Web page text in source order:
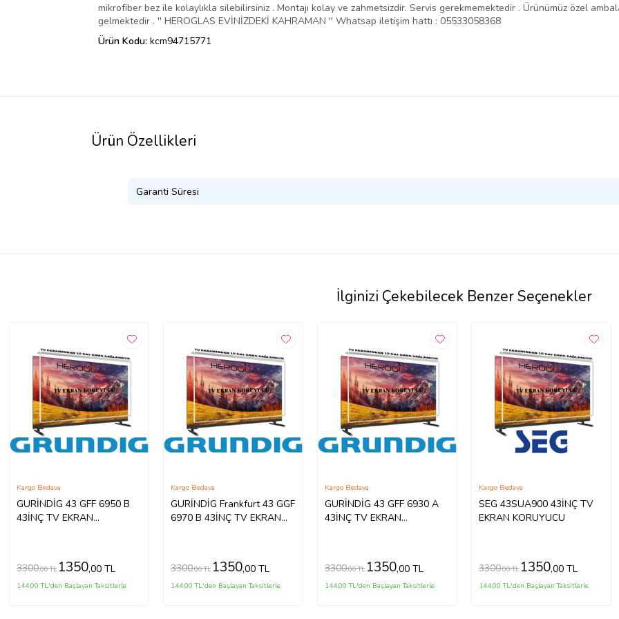
mikrofiber bez ile kolaylıkla silebilirsiniz . Montajı kolay ve zahmetsizdir. Servis gerekmemektedir . Ürünümüz özel
gelmektedir . '' HEROGLAS EVİNİZDEKİ KAHRAMAN '' Whatsap iletişim hattı : 05533058368
Ürün Kodu: kcm94715771
Ürün Özellikleri
Garanti Süresi
İlginizi Çekebilecek Benzer Seçenekler
GURİNDİG 43 GFF 6950 B
43İNÇ TV EKRAN
Kargo Bedava
3300,00 TL 1350,00 TL
144,00 TL'den Başlayan Taksitlerle
GURİNDİG Frankfurt 43 GGF
6970 B 43İNÇ TV EKRAN
Kargo Bedava
3300,00 TL 1350,00 TL
144,00 TL'den Başlayan Taksitlerle
GURİNDİG 43 GFF 6930 A
43İNÇ TV EKRAN
Kargo Bedava
3300,00 TL 1350,00 TL
144,00 TL'den Başlayan Taksitlerle
SEG 43SUA900 43İNÇ TV
EKRAN KORUYUCU
Kargo Bedava
3300,00 TL 1350,00 TL
144,00 TL'den Başlayan Taksitlerle